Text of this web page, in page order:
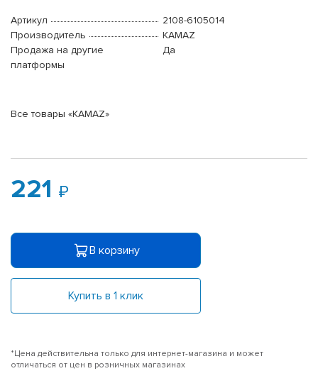
Артикул
2108-6105014
Производитель
KAMAZ
Продажа на другие
платформы
Да
Все товары «KAMAZ»
221
В корзину
Купить в 1 клик
*Цена действительна только для интернет-магазина и может
отличаться от цен в розничных магазинах